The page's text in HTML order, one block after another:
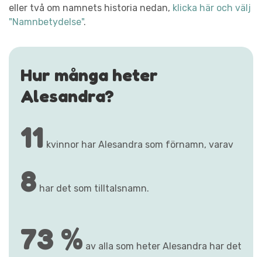
eller två om namnets historia nedan, klicka här och välj
"Namnbetydelse".
Hur många heter
Alesandra?
11 kvinnor har Alesandra som förnamn, varav
8 har det som tilltalsnamn.
73 % av alla som heter Alesandra har det